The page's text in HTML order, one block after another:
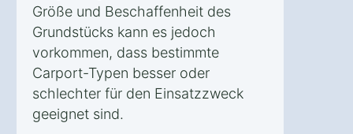
Größe und Beschaffenheit des
Grundstücks kann es jedoch
vorkommen, dass bestimmte
Carport-Typen besser oder
schlechter für den Einsatzzweck
geeignet sind.